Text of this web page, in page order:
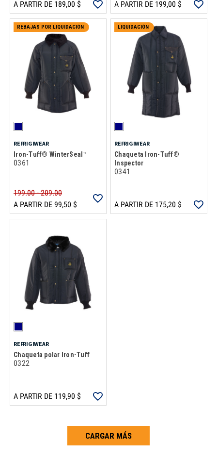
A PARTIR DE 189,00 $ A PARTIR DE 199,00 $
REBAJAS POR LIQUIDACIÓN
REFRIGIWEAR
Iron-Tuff® WinterSeal™
0361
199.00 - 209.00
A PARTIR DE 99,50 $
LIQUIDACIÓN
REFRIGIWEAR
Chaqueta Iron-Tuff®
Inspector
0341
A PARTIR DE 175,20 $
REFRIGIWEAR
Chaqueta polar Iron-Tuff
0322
A PARTIR DE 119,90 $
CARGAR MÁS